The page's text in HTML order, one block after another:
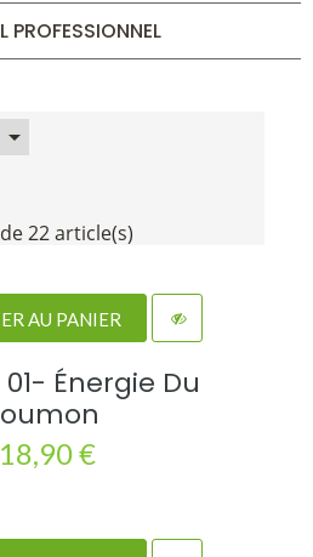
PROFESSIONNEL

22 article(s)
AU PANIER
Énergie Du
18,90 €